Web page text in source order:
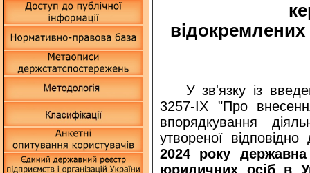
відокремлених
У зв'язку із
3257-IX "Про
впорядкування
утвореної
2024 року державна
юридичних осіб в